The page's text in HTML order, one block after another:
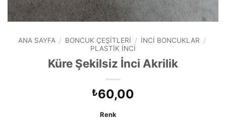
ANA SAYFA / BONCUK ÇEŞITLERI / İNCI BONCUKLAR /
PLASTIK İNCI
Küre Şekilsiz İnci Akrilik
₺60,00
Renk